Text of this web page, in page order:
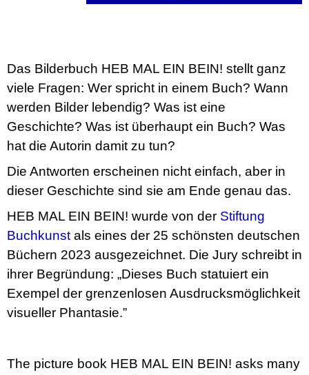
Das Bilderbuch HEB MAL EIN BEIN! stellt ganz
viele Fragen: Wer spricht in einem Buch? Wann
werden Bilder lebendig? Was ist eine
Geschichte? Was ist überhaupt ein Buch? Was
hat die Autorin damit zu tun?
Die Antworten erscheinen nicht einfach, aber in
dieser Geschichte sind sie am Ende genau das.
HEB MAL EIN BEIN! wurde von der Stiftung
Buchkunst als eines der 25 schönsten deutschen
Büchern 2023 ausgezeichnet. Die Jury schreibt in
ihrer Begründung: „Dieses Buch statuiert ein
Exempel der grenzenlosen Ausdrucksmöglichkeit
visueller Phantasie.”
The picture book HEB MAL EIN BEIN! asks many
NEJEN
ROMSKÉ
RECEPTY
PRO
SNESITELNĚJŠÍ
KLIMA
Kč
350
Kč